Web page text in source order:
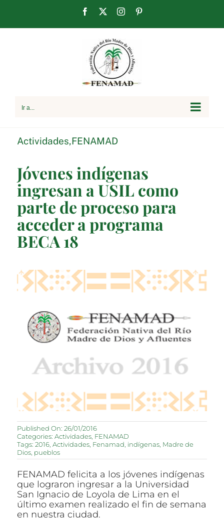
Facebook Instagram
Ir a...
Actividades,FENAMAD
Jóvenes indígenas
ingresan a USIL como
parte de proceso para
acceder a programa
BECA 18
Published On: 26/01/2016
Categories:Actividades FENAMAD
Tags:2016 ,Actividades Fenamad indígenas Madre de
Dios pueblos
FENAMAD felicita a los jóvenes indígenas
que lograron ingresar a la Universidad
San Ignacio de Loyola de Lima en el
último examen realizado el fin de semana
en nuestra ciudad.